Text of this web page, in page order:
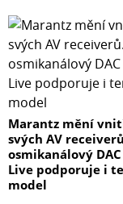
Marantz mění
svých AV
osmikanálový
Live podporuje i
model